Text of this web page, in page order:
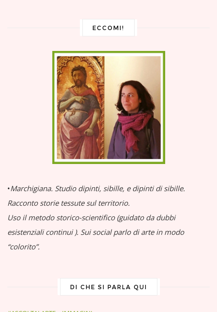
ECCOMI!
•Marchigiana. Studio dipinti, sibille, e dipinti di sibille.
Racconto storie tessute sul territorio.
Uso il metodo storico-scientifico (guidato da dubbi
esistenziali continui ). Sui social parlo di arte in modo
“colorito”.
DI CHE SI PARLA QUI